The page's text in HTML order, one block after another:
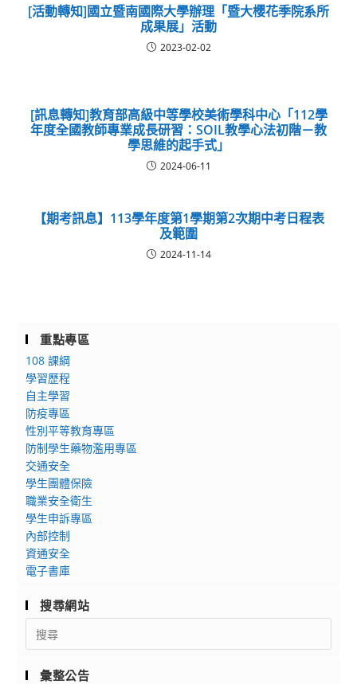
[活動轉知]國立暨南國際大學辦理「暨大櫻花季院系所
成果展」活動
2023-02-02
[訊息轉知]教育部高級中等學校美術學科中心「112學
年度全國教師專業成長研習：SOIL教學心法初階－教
學思維的起手式」
2024-06-11
【期考訊息】113學年度第1學期第2次期中考日程表
及範圍
2024-11-14
重點專區
108 課綱
學習歷程
自主學習
防疫專區
性別平等教育專區
防制學生藥物濫用專區
交通安全
學生團體保險
職業安全衛生
學生申訴專區
內部控制
資通安全
電子書庫
搜尋網站
Search
for:
彙整公告